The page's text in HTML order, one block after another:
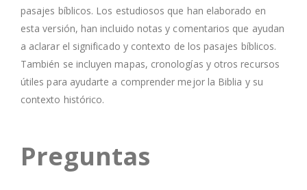
pasajes bíblicos. Los estudiosos que han elaborado en
esta versión, han incluido notas y comentarios que ayudan
a aclarar el significado y contexto de los pasajes bíblicos.
También se incluyen mapas, cronologías y otros recursos
útiles para ayudarte a comprender mejor la Biblia y su
contexto histórico.
Preguntas